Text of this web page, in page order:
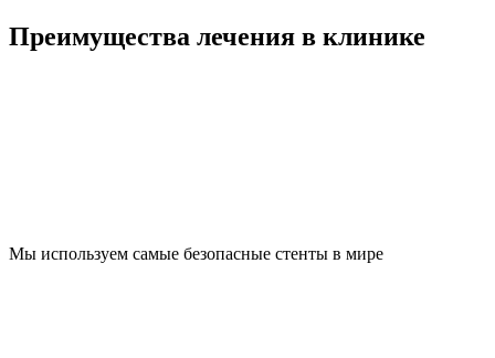
Преимущества лечения в клинике
Мы используем самые безопасные стенты в мире